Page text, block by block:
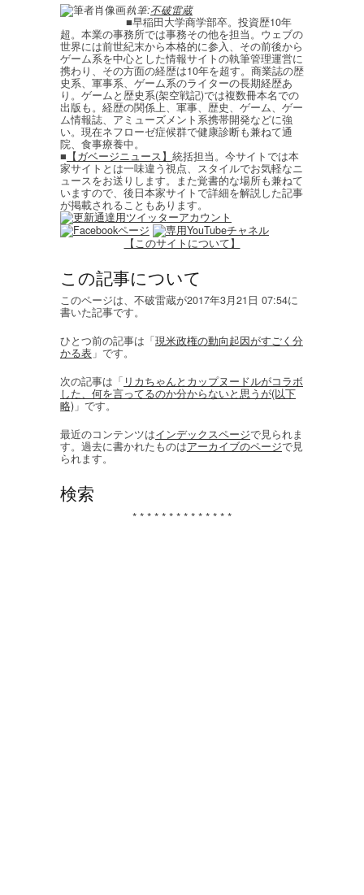
執筆:不破雷蔵
■早稲田大学商学部卒。投資歴10年
超。本業の事務所では事務その他を担当。ウェブの
世界には前世紀末から本格的に参入、その前後から
ゲーム系を中心とした情報サイトの執筆管理運営に
携わり、その方面の経歴は10年を超す。商業誌の歴
史系、軍事系、ゲーム系のライターの長期経歴あ
り。ゲームと歴史系(架空戦記)では複数冊本名での
出版も。経歴の関係上、軍事、歴史、ゲーム、ゲー
ム情報誌、アミューズメント系携帯開発などに強
い。現在ネフローゼ症候群で健康診断も兼ねて通
院、食事療養中。
■ 【ガベージニュース】 統括担当。今サイトでは本
家サイトとは一味違う視点、スタイルでお気軽なニ
ュースをお送りします。また覚書的な場所も兼ねて
いますので、後日本家サイトで詳細を解説した記事
が掲載されることもあります。
【このサイトについて】
この記事について
このページは、不破雷蔵が2017年3月21日 07:54に
書いた記事です。
ひとつ前の記事は「現米政権の動向起因がすごく分
かる表 」です。
次の記事は「 リカちゃんとカップヌードルがコラボ
した、何を言ってるのか分からないと思うが(以下
略) 」です。
最近のコンテンツはインデックスページで見られま
す。過去に書かれたものはアーカイブのページで見
られます。
検索
* * * * * * * * * * * * * *